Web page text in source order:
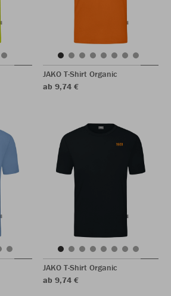
JAKO T-Shirt Organic
ab 9,74 €
JAKO T-Shirt Organic
ab 9,74 €